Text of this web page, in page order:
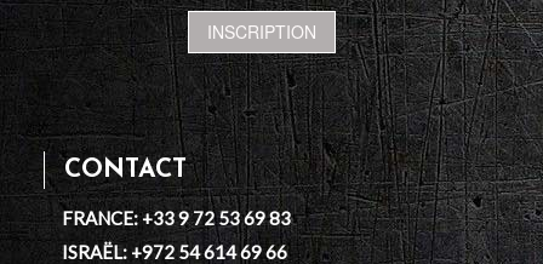
CONTACT
FRANCE: +33 9 72 53 69 83
ISRAËL: +972 54 614 69 66